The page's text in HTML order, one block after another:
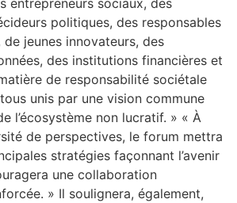
politiques, des responsables
jeunes innovateurs, des
des institutions financières et
de responsabilité sociétale
unis par une vision commune
l’écosystème non lucratif. » « À
de perspectives, le forum mettra
stratégies façonnant l’avenir
une collaboration
» Il soulignera, également,